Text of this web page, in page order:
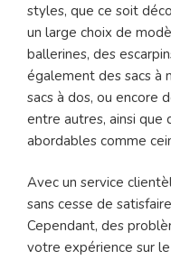
styles, que ce soit
un large choix de
ballerines, des
également des sacs à
sacs à dos, ou encore
entre autres, ainsi que
abordables comme
Avec un service
sans cesse de
Cependant, des
votre expérience